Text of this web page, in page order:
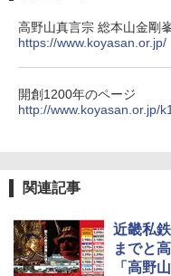
関の
防災
着替
通気
高野山真言宗 総本山金剛
https://www.koyasan.or.jp/
開創1200年のページ
http://www.koyasan.or.jp/
関連記事
近畿私
までと
「高野